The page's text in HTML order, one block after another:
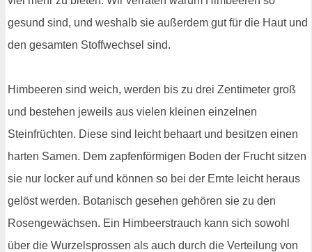
gesund sind, und weshalb sie außerdem gut für die Haut und
den gesamten Stoffwechsel sind.
Himbeeren sind weich, werden bis zu drei Zentimeter groß
und bestehen jeweils aus vielen kleinen einzelnen
Steinfrüchten. Diese sind leicht behaart und besitzen einen
harten Samen. Dem zapfenförmigen Boden der Frucht sitzen
sie nur locker auf und können so bei der Ernte leicht heraus
gelöst werden. Botanisch gesehen gehören sie zu den
Rosengewächsen. Ein Himbeerstrauch kann sich sowohl
über die Wurzelsprossen als auch durch die Verteilung von